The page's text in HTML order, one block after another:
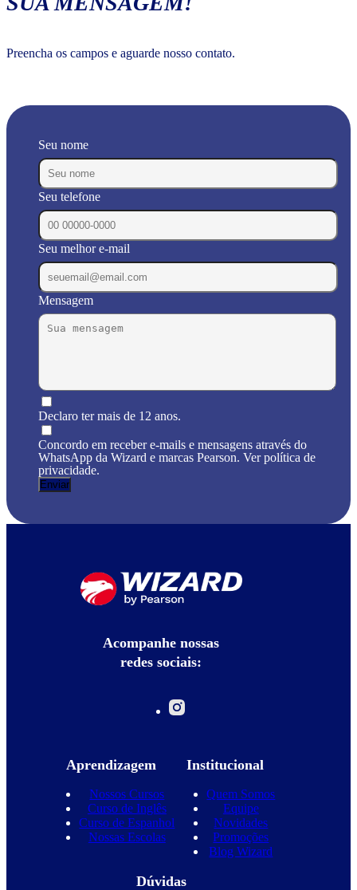
Preencha os campos e aguarde nosso contato.
Seu nome
Seu telefone
Seu melhor e-mail
Mensagem
Declaro ter mais de 12 anos.
Concordo em receber e-mails e mensagens através do
WhatsApp da Wizard e marcas Pearson. Ver política de
privacidade.
Acompanhe nossas
redes sociais:
Aprendizagem
Nossos Cursos
Curso de Inglês
Curso de Espanhol
Nossas Escolas
Institucional
Quem Somos
Equipe
Novidades
Promoções
Blog Wizard
Dúvidas